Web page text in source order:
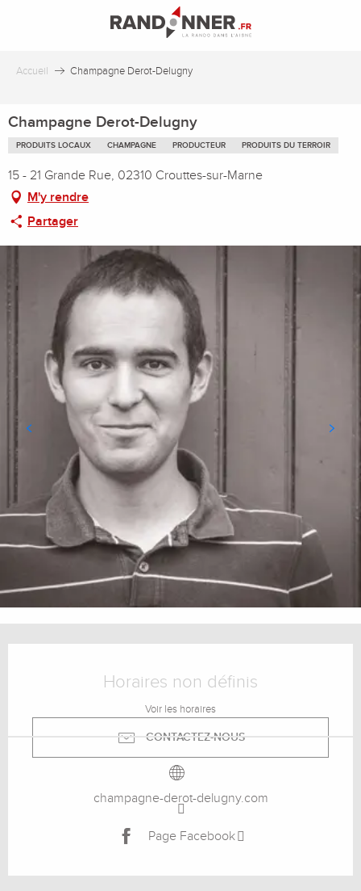
principal
Accueil Champagne Derot-Delugny
Champagne Derot-Delugny
PRODUITS LOCAUX CHAMPAGNE PRODUCTEUR PRODUITS DU TERROIR
15 - 21 Grande Rue, 02310 Crouttes-sur-Marne
M'y rendre
Partager
Horaires non définis
Voir les horaires
CONTACTEZ-NOUS
champagne-derot-delugny.com
Page Facebook